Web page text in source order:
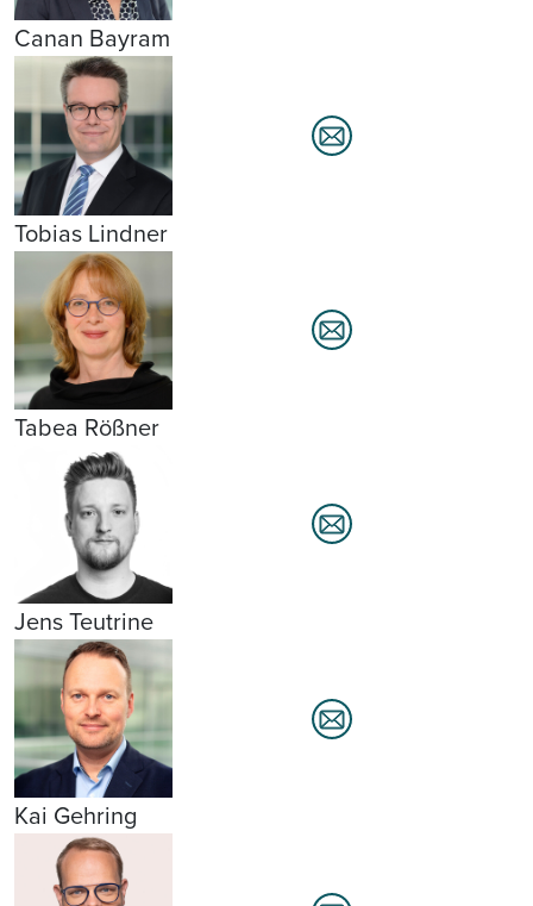
Canan Bayram
Tobias Lindner
Tabea Rößner
Jens Teutrine
Kai Gehring